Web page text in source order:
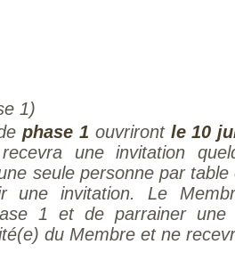
1)
phase 1 ouvrirontle 10
une invitation
seule personne par
une invitation. Le
1 et de parrainer une
du Membre et ne